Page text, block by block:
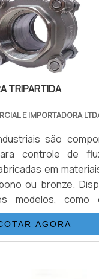
por focar suas
tendo escritório
são realizadas as
para
esses
e
uma
atuador para
TRIPARTIDA
E IMPORTADORA
são
controle de
em
ou bronze.
modelos, como
garantem
precisa em
e
AGORA